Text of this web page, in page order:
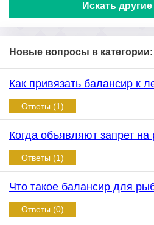
Искать
Новые вопросы в
Как привязать балансир к
Ответы (1)
Когда объявляют запрет на
Ответы (1)
Что такое балансир для
Ответы (0)